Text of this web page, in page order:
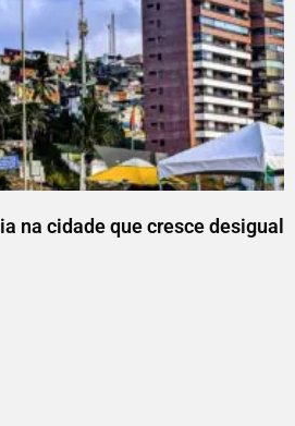
na cidade que cresce desigual